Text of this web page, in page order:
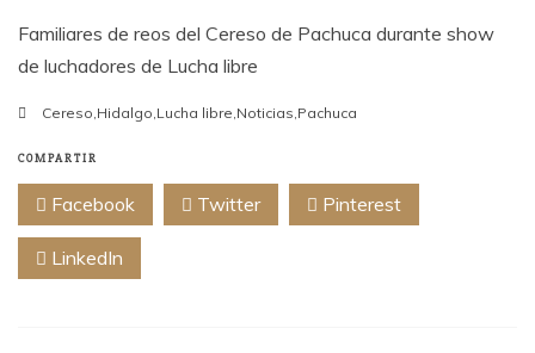
Familiares de reos del Cereso de Pachuca durante show
de luchadores de Lucha libre
Cereso Hidalgo Lucha libre Noticias Pachuca
COMPARTIR
Facebook Twitter Pinterest
LinkedIn